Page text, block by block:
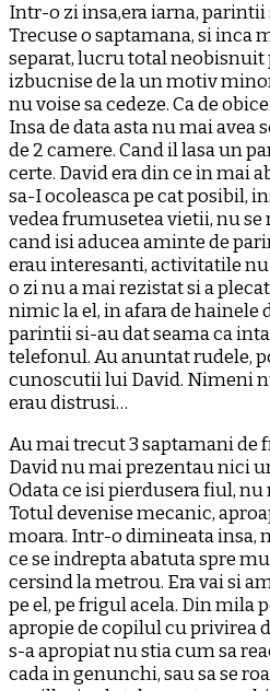
Intr-o zi insa,era iarna, parintii
Trecuse o saptamana, si inca
separat, lucru total neobisnuit
izbucnise de la un motiv
nu voise sa cedeze. Ca de
Insa de data asta nu mai
de 2 camere. Cand il lasa un
certe. David era din ce in mai
sa-I ocoleasca pe cat posibil,
vedea frumusetea vietii, nu
cand isi aducea aminte de
erau interesanti, activitatile
o zi nu a mai rezistat si a
nimic la el, in afara de hainele
parintii si-au dat seama ca
telefonul. Au anuntat rudele,
cunoscutii lui David. Nimeni
erau distrusi…
Au mai trecut 3 saptamani de
David nu mai prezentau nici
Odata ce isi pierdusera fiul, nu
Totul devenise mecanic,
moara. Intr-o dimineata insa,
ce se indrepta abatuta spre
cersind la metrou. Era vai si
pe el, pe frigul acela. Din mila
apropie de copilul cu privirea
s-a apropiat nu stia cum sa
cada in genunchi, sau sa se